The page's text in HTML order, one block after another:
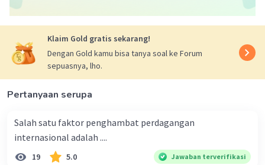
Klaim Gold gratis sekarang!
Dengan Gold kamu bisa tanya soal ke Forum
sepuasnya, lho.
Pertanyaan serupa
Salah satu faktor penghambat perdagangan
internasional adalah ....
19 5.0 Jawaban terverifikasi